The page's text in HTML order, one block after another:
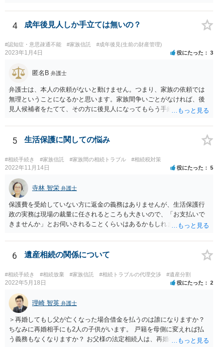
4 成年後見人しか手立ては無いの？
#認知症・意思疎通不能 #家族信託 #成年後見(生前の財産管理)
2023年1月4日 役にたった 3
匿名B 弁護士
弁護士は、本人の依頼がないと動けません。つまり、家族の依頼では
無理ということになるかと思います。家族間争いごとがなければ、後
見人候補者をたてて、その方に後見人になってもらう手続をすすめた
5 生活保護に関しての悩み
#相続手続き #家族信託 #家族間の相続トラブル #相続税対策
2022年11月14日 役にたった 5
寺林 智栄 弁護士
保護費を受給していない方に返金の義務はありませんが、生活保護行
政の実務は現場の裁量に任されるところも大きいので、「お支払いで
きませんか」とお伺いされることくらいはあるかもしれません。 通報
考えてご判断いただくのが良いと思います。
6 遺産相続の関係について
#相続手続き #相続放棄 #家族信託 #相続トラブルの代理交渉 #遺産分割
2022年5月18日 役にたった 2
理崎 智英 弁護士
＞再婚してもし父が亡くなった場合借金を払うのは誰になりますか？
ちなみに再婚相手にも2人の子供がいます。 戸籍を母側に変えれば払
う義務もなくなりますか？ お父様の法定相続人は、再婚相手とご相談